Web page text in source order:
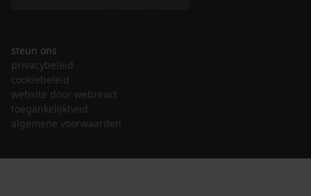
steun ons
privacybeleid
cookiebeleid
website door webreact
toegankelijkheid
algemene voorwaarden